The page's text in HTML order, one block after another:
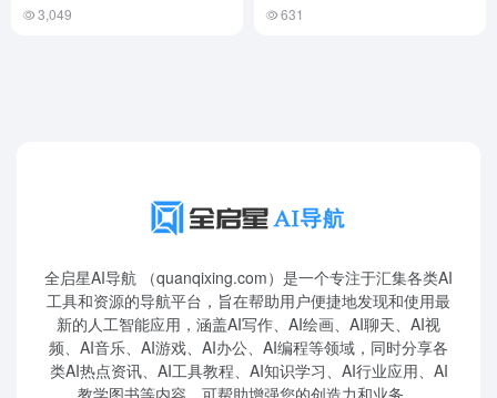
3,049 631
全启星AI导航 （quanqixing.com）是一个专注于汇集各类AI
工具和资源的导航平台，旨在帮助用户便捷地发现和使用最
新的人工智能应用，涵盖AI写作、AI绘画、AI聊天、AI视
频、AI音乐、AI游戏、AI办公、AI编程等领域，同时分享各
类AI热点资讯、AI工具教程、AI知识学习、AI行业应用、AI
教学图书等内容，可帮助增强您的创造力和业务。